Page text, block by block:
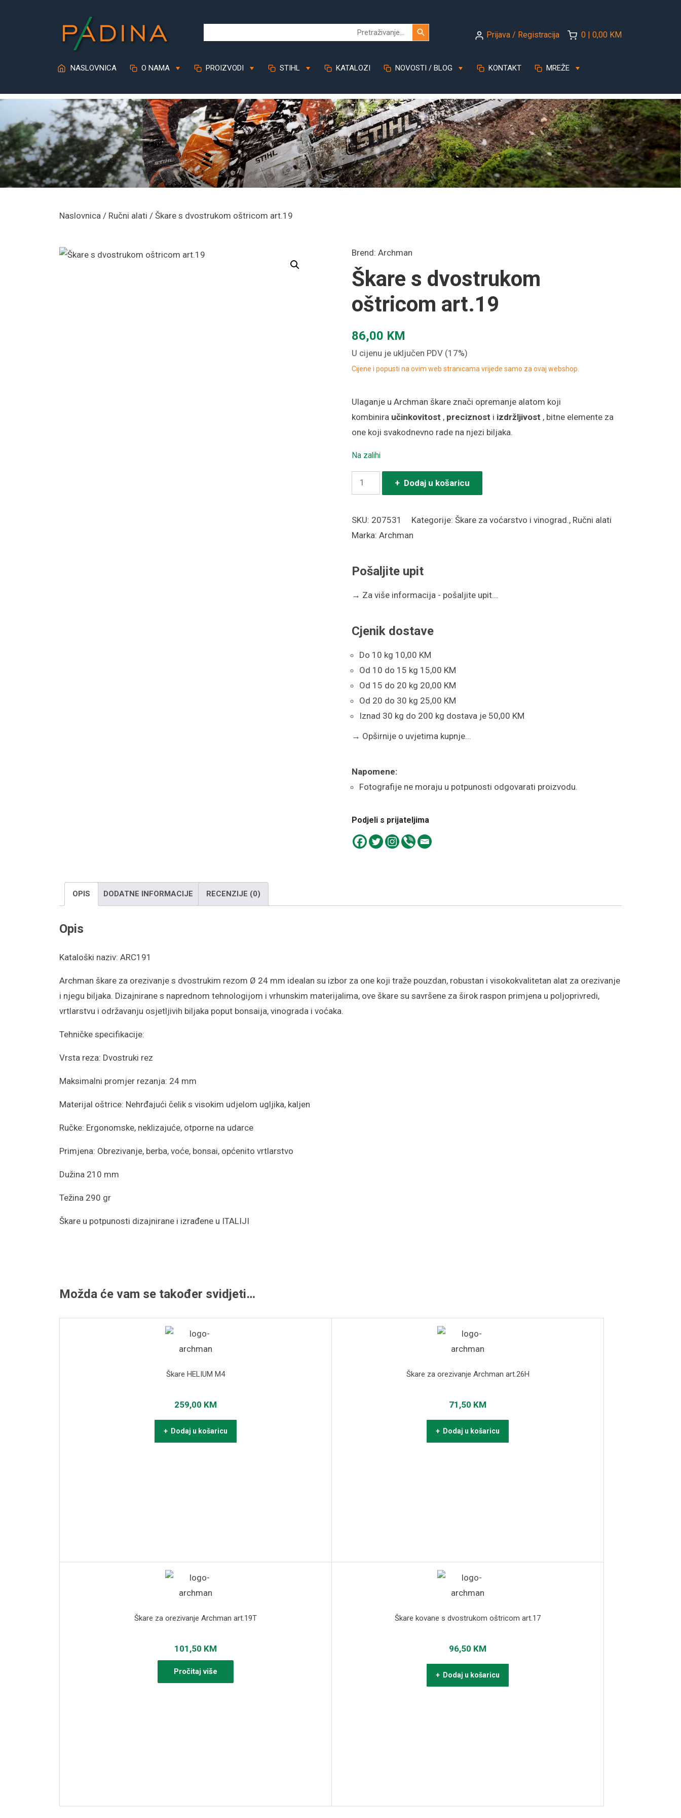
Prijava / Registracija 0 | 0,00 KM
NASLOVNICA O NAMA PROIZVODI STIHL KATALOZI NOVOSTI / BLOG KONTAKT MREŽE
Naslovnica / Ručni alati / Škare s dvostrukom oštricom art.19
Brend:Archman
Škare s dvostrukom
oštricom art.19
86,00 KM
U cijenu je uključen PDV (17%)
Cijene i popusti na ovim web stranicama vrijede samo za ovaj webshop.
Ulaganje u Archman škare znači opremanje alatom koji
kombinira učinkovitost , preciznost i izdržljivost , bitne elemente za
one koji svakodnevno rade na njezi biljaka.
Na zalihi
Škare
s
oštricom
art.19
+ Dodaj u košaricu
SKU: 207531 Kategorije:Škare za voćarstvo i vinograd., Ručni alati
Marka:Archman
Pošaljite upit
→ Za više informacija - pošaljite upit...
Cjenik dostave
Do 10 kg 10,00 KM
Od 10 do 15 kg 15,00 KM
Od 15 do 20 kg 20,00 KM
Od 20 do 30 kg 25,00 KM
Iznad 30 kg do 200 kg dostava je 50,00 KM
→ Opširnije o uvjetima kupnje...
Napomene:
Fotografije ne moraju u potpunosti odgovarati proizvodu.
Podjeli s prijateljima
OPIS DODATNE INFORMACIJE RECENZIJE (0)
Opis
Kataloški naziv: ARC191
Archman škare za orezivanje s dvostrukim rezom Ø 24 mm idealan su izbor za one koji traže pouzdan, robustan i visokokvalitetan alat za orezivanje
i njegu biljaka. Dizajnirane s naprednom tehnologijom i vrhunskim materijalima, ove škare su savršene za širok raspon primjena u poljoprivredi,
vrtlarstvu i održavanju osjetljivih biljaka poput bonsaija, vinograda i voćaka.
Tehničke specifikacije:
Vrsta reza: Dvostruki rez
Maksimalni promjer rezanja: 24 mm
Materijal oštrice: Nehrđajući čelik s visokim udjelom ugljika, kaljen
Ručke: Ergonomske, neklizajuće, otporne na udarce
Primjena: Obrezivanje, berba, voće, bonsai, općenito vrtlarstvo
Dužina 210 mm
Težina 290 gr
Škare u potpunosti dizajnirane i izrađene u ITALIJI
Možda će vam se također svidjeti…
Škare HELIUM M4
259,00 KM
+ Dodaj u košaricu
Škare za orezivanje Archman art.26H
71,50 KM
+ Dodaj u košaricu
Škare za orezivanje Archman art.19T
101,50 KM
Pročitaj više
Škare kovane s dvostrukom oštricom art.17
96,50 KM
+ Dodaj u košaricu